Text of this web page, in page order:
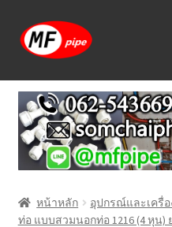
Skip
to
Skip
to
หน้าแรก
ร้านค้า
วิธีการเดินท่อ PAP
บทความ
หน้าหลัก อุปกรณ์และเครื่
ท่อ แบบสวมนอกท่อ 1216 (4 หุน)